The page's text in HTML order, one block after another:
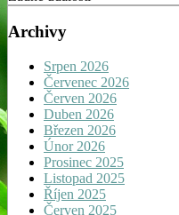
Archivy
Srpen 2026
Červenec 2026
Červen 2026
Duben 2026
Březen 2026
Únor 2026
Prosinec 2025
Listopad 2025
Říjen 2025
Červen 2025